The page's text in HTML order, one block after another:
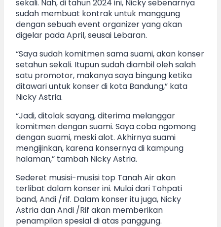
sekali. Nah, di tahun 2024 ini, Nicky sebenarnya
sudah membuat kontrak untuk manggung
dengan sebuah event organizer yang akan
digelar pada April, seusai Lebaran.
“Saya sudah komitmen sama suami, akan konser
setahun sekali. Itupun sudah diambil oleh salah
satu promotor, makanya saya bingung ketika
ditawari untuk konser di kota Bandung,” kata
Nicky Astria.
“Jadi, ditolak sayang, diterima melanggar
komitmen dengan suami. Saya coba ngomong
dengan suami, meski alot. Akhirnya suami
mengijinkan, karena konsernya di kampung
halaman,” tambah Nicky Astria.
Sederet musisi-musisi top Tanah Air akan
terlibat dalam konser ini. Mulai dari Tohpati
band, Andi /rif. Dalam konser itu juga, Nicky
Astria dan Andi /Rif akan memberikan
penampilan spesial di atas panggung.